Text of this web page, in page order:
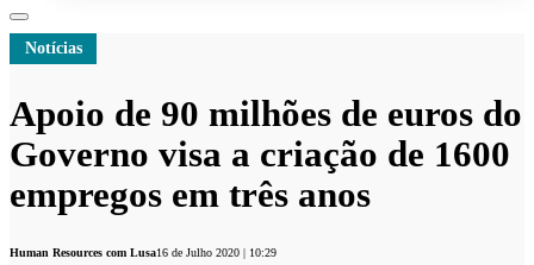
Notícias
Apoio de 90 milhões de euros do
Governo visa a criação de 1600
empregos em três anos
Human Resources com Lusa16 de Julho 2020 | 10:29